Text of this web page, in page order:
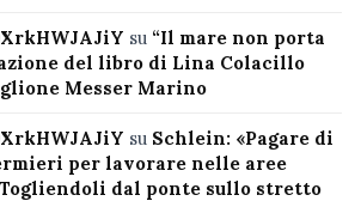
su “Il mare non porta
del libro di Lina Colacillo
Messer Marino
su Schlein: «Pagare di
per lavorare nelle aree
dal ponte sullo stretto